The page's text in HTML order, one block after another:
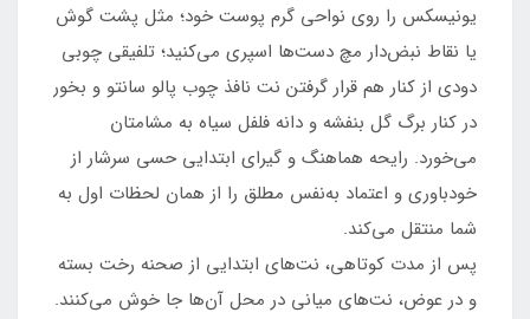
یونیسکس را روی نواحی گرم پوست خود؛ مثل پشت گوش
یا نقاط نبض‌دار مچ دست‌ها اسپری می‌کنید؛ تلفیقی چوبی
دودی از کنار هم قرار گرفتن نت نافذ چوب پالو سانتو و بخور
در کنار برگ گل بنفشه و دانه فلفل سیاه به مشامتان
می‌خورد. رایحه هماهنگ و گیرای ابتدایی حسی سرشار از
خودباوری و اعتماد به‌نفس مطلق را از همان لحظات اول به
شما منتقل می‌کند.
پس از مدت کوتاهی، نت‌های ابتدایی از صحنه رخت بسته
و در عوض، نت‌های میانی در محل آن‌ها جا خوش می‌کنند.